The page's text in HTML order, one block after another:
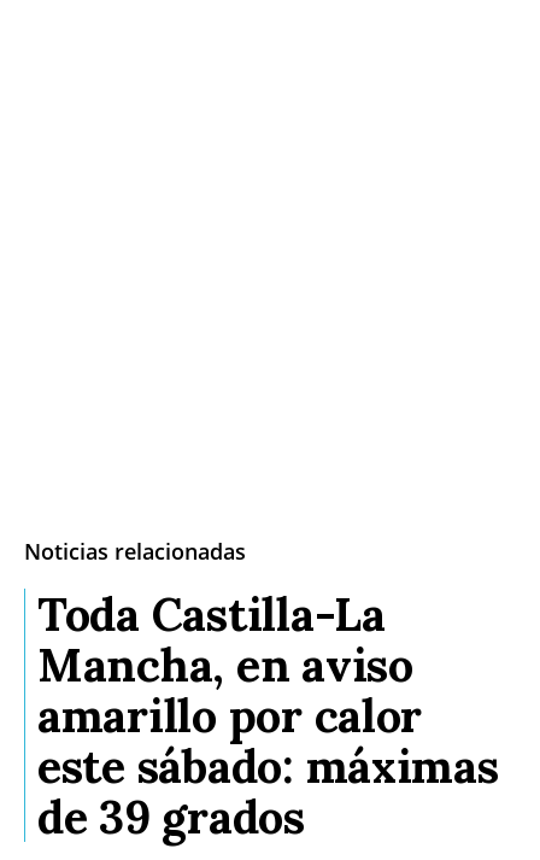
Noticias relacionadas
Toda Castilla-La
Mancha, en aviso
amarillo por calor
este sábado: máximas
de 39 grados